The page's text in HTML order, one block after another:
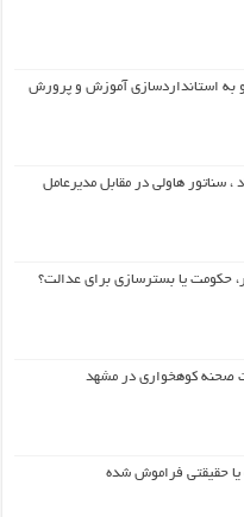
به استانداردسازی آموزش و پرورش
، سناتور هاولی در مقابل مدیرعامل
حکومت یا بسترسازی برای عدالت؟
صحنه کوهخواری در مشهد
یا حقیقتی فراموش شده